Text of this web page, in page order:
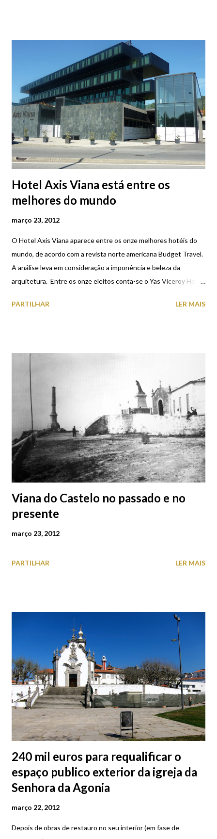
Hotel Axis Viana está entre os
melhores do mundo
março 23, 2012
O Hotel Axis Viana aparece entre os onze melhores hotéis do
mundo, de acordo com a revista norte americana Budget Travel.
A análise leva em consideração a imponência e beleza da
arquitetura. Entre os onze eleitos conta-se o Yas Viceroy Hotel
Bay Sands de Singapura e o Bella Sky Comwell na Dinamarca. O
PARTILHAR LER MAIS
Viana do Castelo no passado e no
presente
março 23, 2012
PARTILHAR LER MAIS
240 mil euros para requalificar o
espaço publico exterior da igreja da
Senhora da Agonia
março 22, 2012
Depois de obras de restauro no seu interior (em fase de